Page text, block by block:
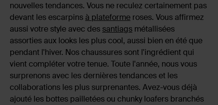
nouvelles tendances. Vous ne reculez certainement pas
devant les escarpins à plateforme roses. Vous affirmez
aussi votre style avec des santiags métallisées
assorties aux looks les plus cool, aussi bien en été que
pendant l'hiver. Nos chaussures sont l'ingrédient qui
vient compléter votre tenue. Toute l'année, nous vous
surprenons avec les dernières tendances et les
collaborations les plus surprenantes. Avez-vous déjà
ajouté les bottes pailletées ou chunky loafers branchés